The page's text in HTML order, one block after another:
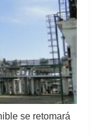
se retomará